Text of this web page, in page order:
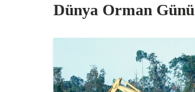
Dünya Orman Günü